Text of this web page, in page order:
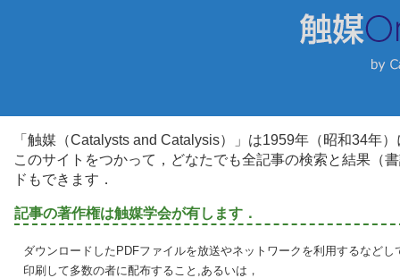
「触媒（Catalysts and Catalysis）」は1959年（昭和34年
このサイトをつかって，どなたでも全記事の検索と結果（
ドもできます．
記事の著作権は触媒学会が有します．
ダウンロードしたPDFファイルを放送やネットワークを利用するなど
印刷して多数の者に配布すること,あるいは，